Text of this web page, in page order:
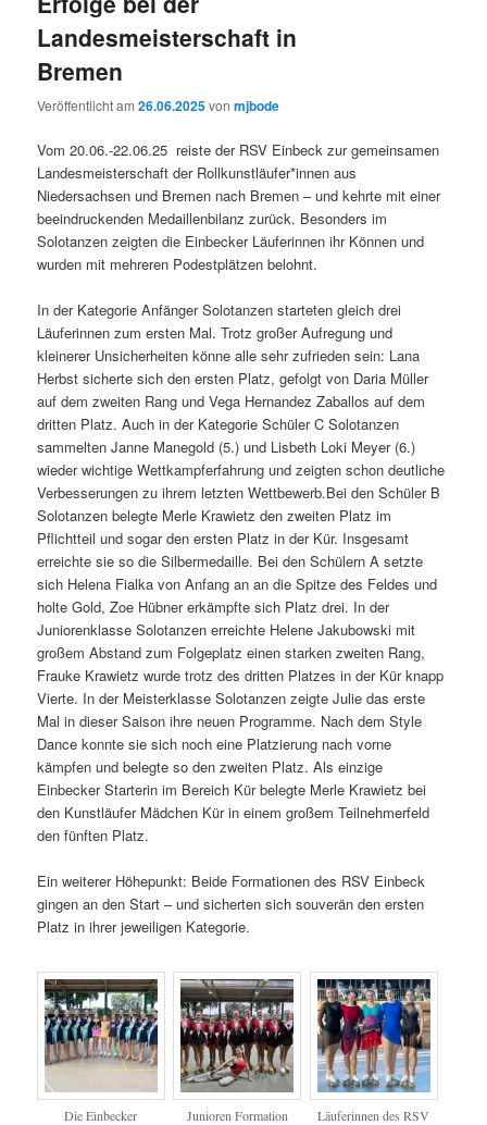
Landesmeisterschaft in
Bremen
Veröffentlicht am26.06.2025vonmjbode
Vom 20.06.-22.06.25 reiste der RSV Einbeck zur gemeinsamen
Landesmeisterschaft der Rollkunstläufer*innen aus
Niedersachsen und Bremen nach Bremen – und kehrte mit einer
beeindruckenden Medaillenbilanz zurück. Besonders im
Solotanzen zeigten die Einbecker Läuferinnen ihr Können und
wurden mit mehreren Podestplätzen belohnt.
In der Kategorie Anfänger Solotanzen starteten gleich drei
Läuferinnen zum ersten Mal. Trotz großer Aufregung und
kleinerer Unsicherheiten könne alle sehr zufrieden sein: Lana
Herbst sicherte sich den ersten Platz, gefolgt von Daria Müller
auf dem zweiten Rang und Vega Hernandez Zaballos auf dem
dritten Platz. Auch in der Kategorie Schüler C Solotanzen
sammelten Janne Manegold (5.) und Lisbeth Loki Meyer (6.)
wieder wichtige Wettkampferfahrung und zeigten schon deutliche
Verbesserungen zu ihrem letzten Wettbewerb.Bei den Schüler B
Solotanzen belegte Merle Krawietz den zweiten Platz im
Pflichtteil und sogar den ersten Platz in der Kür. Insgesamt
erreichte sie so die Silbermedaille. Bei den Schülern A setzte
sich Helena Fialka von Anfang an an die Spitze des Feldes und
holte Gold, Zoe Hübner erkämpfte sich Platz drei. In der
Juniorenklasse Solotanzen erreichte Helene Jakubowski mit
großem Abstand zum Folgeplatz einen starken zweiten Rang,
Frauke Krawietz wurde trotz des dritten Platzes in der Kür knapp
Vierte. In der Meisterklasse Solotanzen zeigte Julie das erste
Mal in dieser Saison ihre neuen Programme. Nach dem Style
Dance konnte sie sich noch eine Platzierung nach vorne
kämpfen und belegte so den zweiten Platz. Als einzige
Einbecker Starterin im Bereich Kür belegte Merle Krawietz bei
den Kunstläufer Mädchen Kür in einem großem Teilnehmerfeld
den fünften Platz.
Ein weiterer Höhepunkt: Beide Formationen des RSV Einbeck
gingen an den Start – und sicherten sich souverän den ersten
Platz in ihrer jeweiligen Kategorie.
Die Einbecker
Junioren Formation
Läuferinnen des RSV